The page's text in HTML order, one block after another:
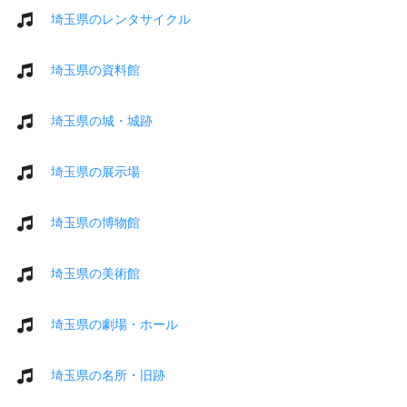
埼玉県のレンタサイクル
埼玉県の資料館
埼玉県の城・城跡
埼玉県の展示場
埼玉県の博物館
埼玉県の美術館
埼玉県の劇場・ホール
埼玉県の名所・旧跡